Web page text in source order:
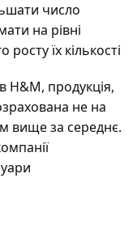
число
на рівні
їх кількості
H&M, продукція,
не на
вище за середнє.